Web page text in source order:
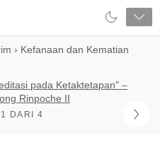
› Kefanaan dan Kematian
pada Ketaktetapan" –
Rinpoche II
DARI 4